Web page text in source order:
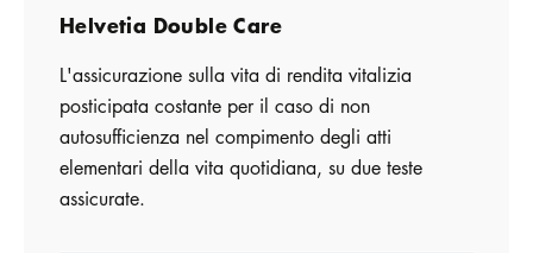
Helvetia Double Care
L'assicurazione sulla vita di rendita vitalizia
posticipata costante per il caso di non
autosufficienza nel compimento degli atti
elementari della vita quotidiana, su due teste
assicurate.